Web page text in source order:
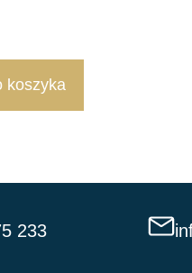
koszyka
233